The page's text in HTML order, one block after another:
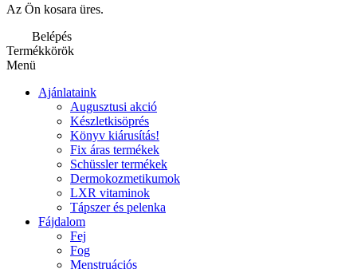
Az Ön kosara üres.
Belépés
Termékkörök
Menü
Ajánlataink
Augusztusi akció
Készletkisöprés
Könyv kiárusítás!
Fix áras termékek
Schüssler termékek
Dermokozmetikumok
LXR vitaminok
Tápszer és pelenka
Fájdalom
Fej
Fog
Menstruációs